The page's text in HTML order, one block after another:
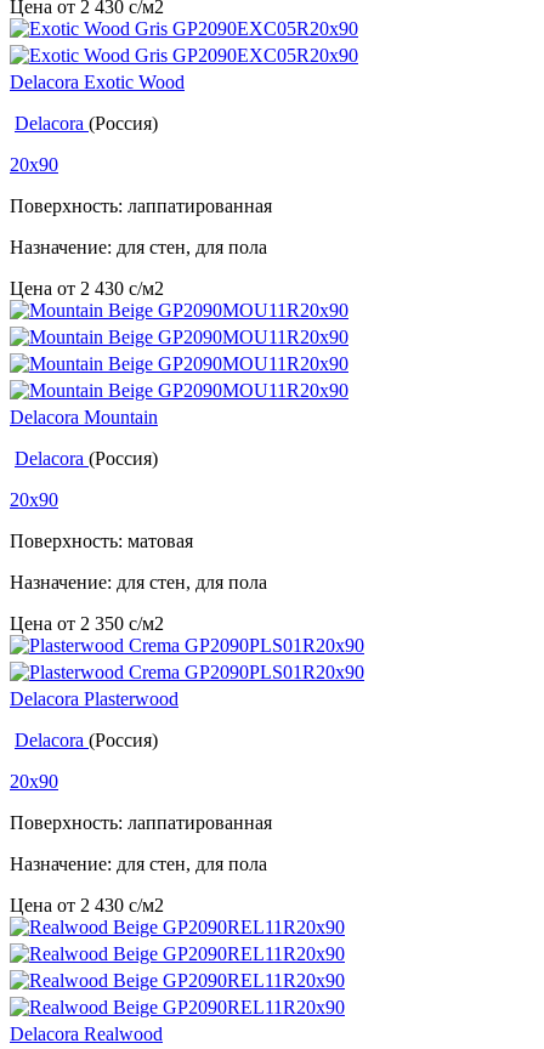
Цена от 2 430 c/м2
Delacora Exotic Wood
Delacora (Россия)
20x90
Поверхность: лаппатированная
Назначение: для стен, для пола
Цена от 2 430 c/м2
Delacora Mountain
Delacora (Россия)
20x90
Поверхность: матовая
Назначение: для стен, для пола
Цена от 2 350 c/м2
Delacora Plasterwood
Delacora (Россия)
20x90
Поверхность: лаппатированная
Назначение: для стен, для пола
Цена от 2 430 c/м2
Delacora Realwood